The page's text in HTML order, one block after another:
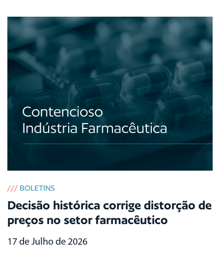
/// BOLETINS
Decisão histórica corrige distorção de
preços no setor farmacêutico
17 de Julho de 2026